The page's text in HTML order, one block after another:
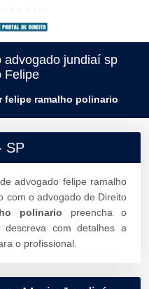
advogado jundiaí sp
Felipe
felipe ramalho polinario
SP
advogado felipe ramalho
com o advogado de Direito
polinario preencha o
com detalhes a
o profissional.